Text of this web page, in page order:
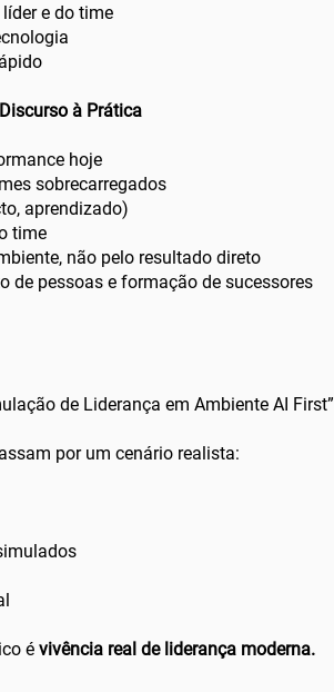
e do time
à Prática
hoje
sobrecarregados
aprendizado)
time
não pelo resultado direto
de pessoas e formação de sucessores
de Liderança em Ambiente AI First”
por um cenário realista:
é vivência real de liderança moderna.